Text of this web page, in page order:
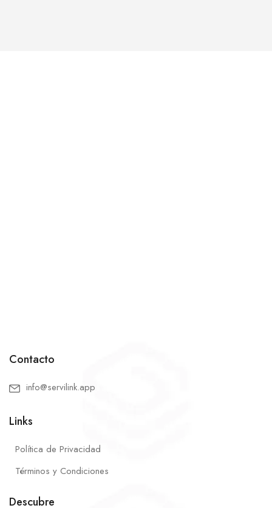
Contacto
info@servilink.app
Links
Política de Privacidad
Términos y Condiciones
Descubre